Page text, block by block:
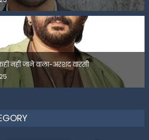
नहीं जाने वाला-अरशद वारसी